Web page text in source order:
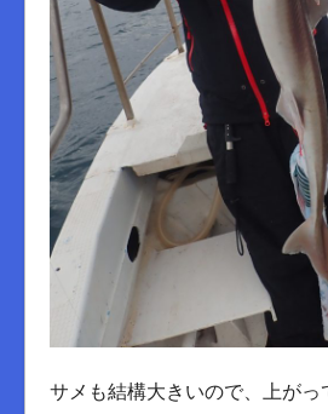
サメも結構大きいので、上がっ